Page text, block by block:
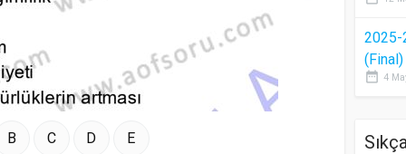
B C D E
2025-
(Final)
date_range 4